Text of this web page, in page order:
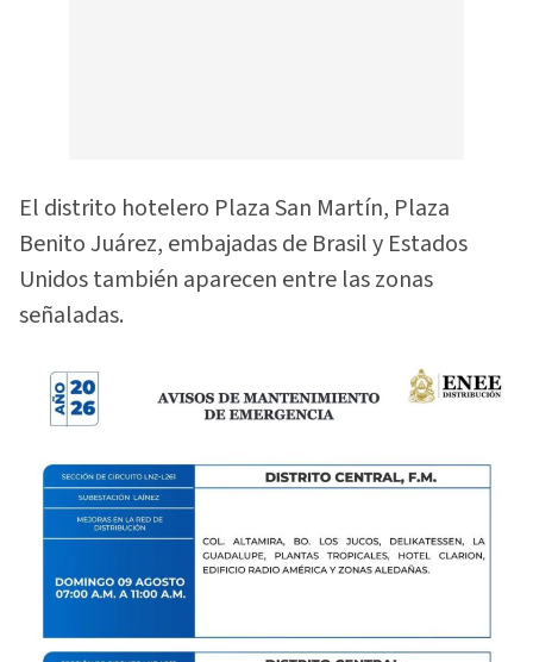
El distrito hotelero Plaza San Martín, Plaza
Benito Juárez, embajadas de Brasil y Estados
Unidos también aparecen entre las zonas
señaladas.